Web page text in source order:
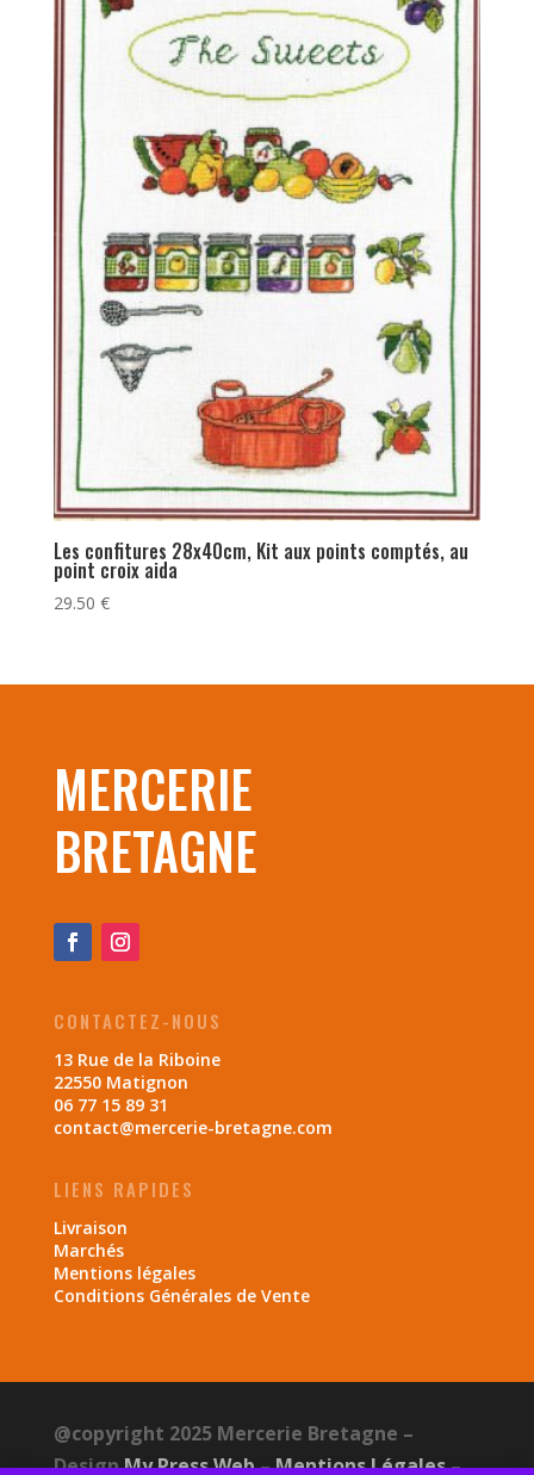
Les confitures 28x40cm, Kit aux points comptés, au
point croix aida
29.50 €
MERCERIE
BRETAGNE
CONTACTEZ-NOUS
13 Rue de la Riboine
22550 Matignon
06 77 15 89 31
contact@mercerie-bretagne.com
LIENS RAPIDES
Livraison
Marchés
Mentions légales
Conditions Générales de Vente
@copyright 2025 Mercerie Bretagne –
DesignMy Press Web–Mentions Légales–